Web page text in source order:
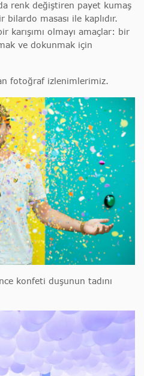
renk değiştiren payet kumaş
masası ile kaplıdır.
karışımı olmayı amaçlar: bir
ve dokunmak için
fotoğraf izlenimlerimiz.
konfeti duşunun tadını